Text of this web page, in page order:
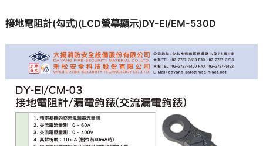
接地電阻計(勾式)(LCD螢幕顯示)DY-EI/EM-530D